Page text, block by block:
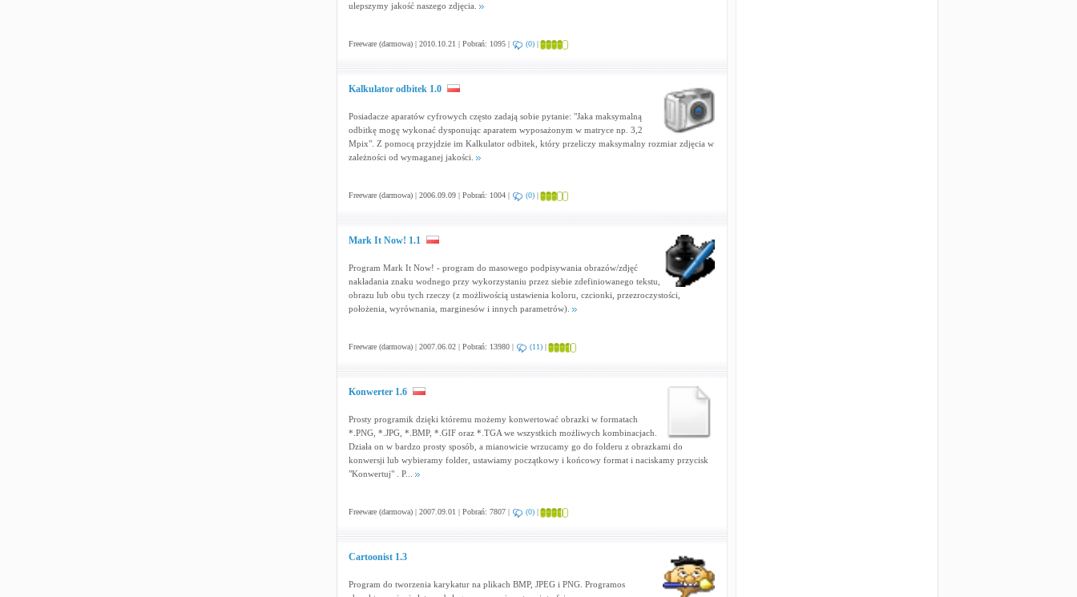
ulepszymy jakość naszego zdjęcia.
Freeware (darmowa) | 2010.10.21 | Pobrań: 1095 | (0)|
Kalkulator odbitek 1.0
Posiadacze aparatów cyfrowych często zadają sobie pytanie: "Jaka maksymalną
odbitkę mogę wykonać dysponując aparatem wyposażonym w matryce np. 3,2
Mpix". Z pomocą przyjdzie im Kalkulator odbitek, który przeliczy maksymalny rozmiar zdjęcia w
zależności od wymaganej jakości.
Freeware (darmowa) | 2006.09.09 | Pobrań: 1004 | (0)|
Mark It Now! 1.1
Program Mark It Now! - program do masowego podpisywania obrazów/zdjęć
nakładania znaku wodnego przy wykorzystaniu przez siebie zdefiniowanego tekstu,
obrazu lub obu tych rzeczy (z możliwością ustawienia koloru, czcionki, przezroczystości,
położenia, wyrównania, marginesów i innych parametrów).
Freeware (darmowa) | 2007.06.02 | Pobrań: 13980 | (11)|
Konwerter 1.6
Prosty programik dzięki któremu możemy konwertować obrazki w formatach
*.PNG, *.JPG, *.BMP, *.GIF oraz *.TGA we wszystkich możliwych kombinacjach.
Działa on w bardzo prosty sposób, a mianowicie wrzucamy go do folderu z obrazkami do
konwersji lub wybieramy folder, ustawiamy początkowy i końcowy format i naciskamy przycisk
"Konwertuj" . P...
Freeware (darmowa) | 2007.09.01 | Pobrań: 7807 | (0)|
Cartoonist 1.3
Program do tworzenia karykatur na plikach BMP, JPEG i PNG. Programos